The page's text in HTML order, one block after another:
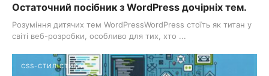
Остаточний посібник з WordPress дочірніх тем.
Розуміння дитячих тем WordPressWordPress стоїть як титан у
світі веб-розробки, особливо для тих, хто ...
CSS-СТИЛІСТИКА